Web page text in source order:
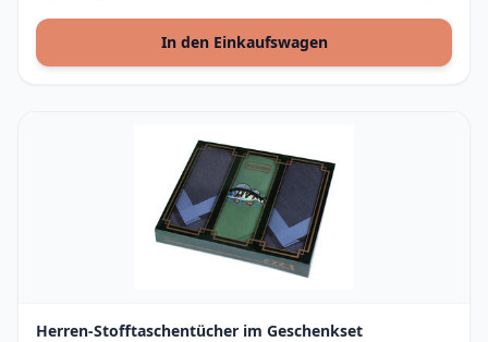
In den Einkaufswagen
Herren-Stofftaschentücher im Geschenkset